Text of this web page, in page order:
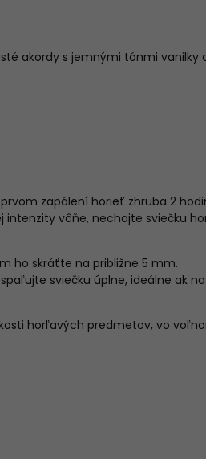
akordy s jemnými tónmi vanilky
zapálení horieť zhruba 2
intenzity vôňe, nechajte sviečku
ho skráťte na približne 5 mm.
sviečku úplne, ideálne ak na
horľavých predmetov, vo